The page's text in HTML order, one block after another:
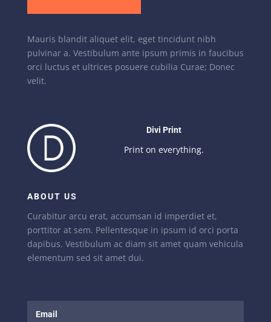
Mauris blandit aliquet elit, eget tincidunt nibh
pulvinar a. Vestibulum ante ipsum primis in faucibus
orci luctus et ultrices posuere cubilia Curae; Donec
velit.
Divi Print
Print on everything.
ABOUT US
Curabitur arcu erat, accumsan id imperdiet et,
porttitor at sem. Pellentesque in ipsum id orci porta
dapibus. Vestibulum ac diam sit amet quam vehicula
elementum sed sit amet dui.